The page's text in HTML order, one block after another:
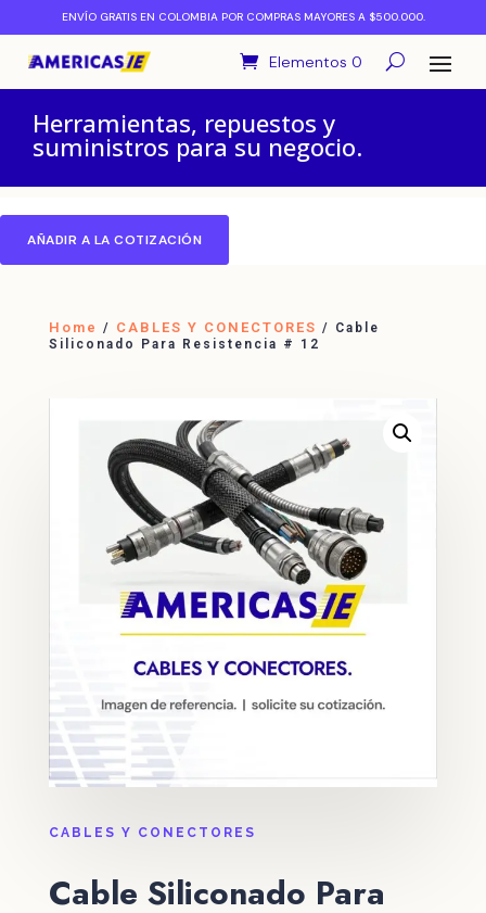
ENVÍO GRATIS EN COLOMBIA POR COMPRAS MAYORES A $500.000.
Elementos 0
Herramientas, repuestos y
suministros para su negocio.
AÑADIR A LA COTIZACIÓN
Home / CABLES Y CONECTORES / Cable
Siliconado Para Resistencia # 12
CABLES Y CONECTORES
Cable Siliconado Para